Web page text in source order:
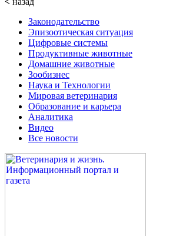
Законодательство
Эпизоотическая ситуация
Цифровые системы
Продуктивные животные
Домашние животные
Зообизнес
Наука и Технологии
Мировая ветеринария
Образование и карьера
Аналитика
Видео
Все новости